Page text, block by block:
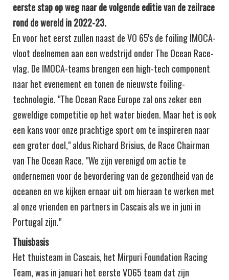
eerste stap op weg naar de volgende editie van de zeilrace
rond de wereld in 2022-23.
En voor het eerst zullen naast de VO 65's de foiling IMOCA-
vloot deelnemen aan een wedstrijd onder The Ocean Race-
vlag. De IMOCA-teams brengen een high-tech component
naar het evenement en tonen de nieuwste foiling-
technologie. "The Ocean Race Europe zal ons zeker een
geweldige competitie op het water bieden. Maar het is ook
een kans voor onze prachtige sport om te inspireren naar
een groter doel," aldus Richard Brisius, de Race Chairman
van The Ocean Race. "We zijn verenigd om actie te
ondernemen voor de bevordering van de gezondheid van de
oceanen en we kijken ernaar uit om hieraan te werken met
al onze vrienden en partners in Cascais als we in juni in
Portugal zijn."
Thuisbasis
Het thuisteam in Cascais, het Mirpuri Foundation Racing
Team, was in januari het eerste VO65 team dat zijn